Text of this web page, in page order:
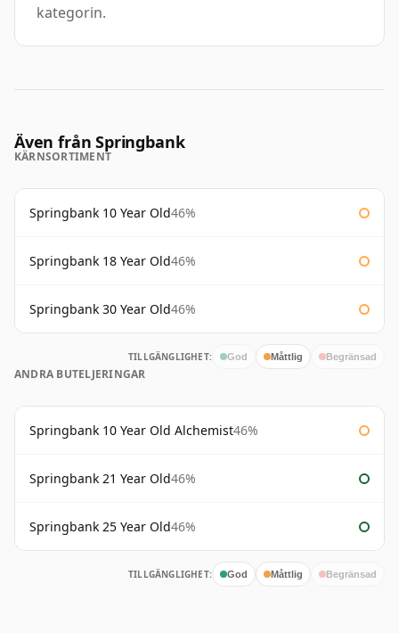
kategorin.
Även från Springbank
KÄRNSORTIMENT
Springbank 10 Year Old46%
Springbank 18 Year Old46%
Springbank 30 Year Old46%
TILLGÄNGLIGHET: God Måttlig Begränsad
ANDRA BUTELJERINGAR
Springbank 10 Year Old Alchemist46%
Springbank 21 Year Old46%
Springbank 25 Year Old46%
TILLGÄNGLIGHET: God Måttlig Begränsad